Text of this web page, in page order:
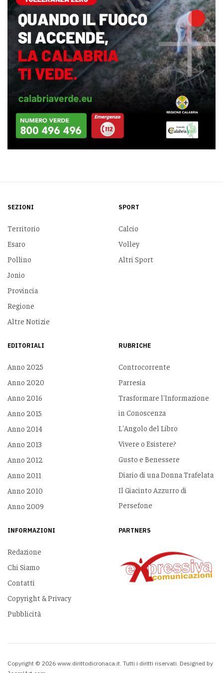
SEZIONI
Territorio
Esaro
Pollino
Jonio
Provincia
Regione
Altre Notizie
SPORT
Calcio
Volley
Altri Sport
EDITORIALI
Anno 2025
Anno 2020
Anno 2016
Anno 2015
Anno 2014
Anno 2013
Anno 2012
Anno 2011
Anno 2010
Anno 2009
RUBRICHE
Controcorrente
Parresia
Trasformare l'Informazione
in Conoscenza
L'Angolo del Libro
Vivere o Esistere?
Gusto e Benessere
Diario di una Donna Trafelata
Il Giacinto Azzurro di
Persefone
INFORMAZIONI
Redazione
Chi Siamo
Contatti
Copyright & Privacy
Pubblicità
PARTNERS
Copyright © 2026 www.dirittodicronaca.it. Tutti i diritti riservati. Designed by